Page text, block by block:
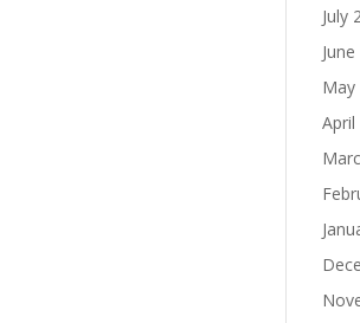
July
May
April